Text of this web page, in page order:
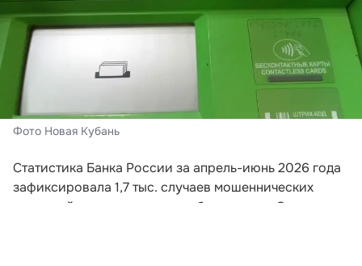
Фото Новая Кубань
Статистика Банка России за апрель-июнь 2026 года
зафиксировала 1,7 тыс. случаев мошеннических
операций с использованием банкоматов. Этот